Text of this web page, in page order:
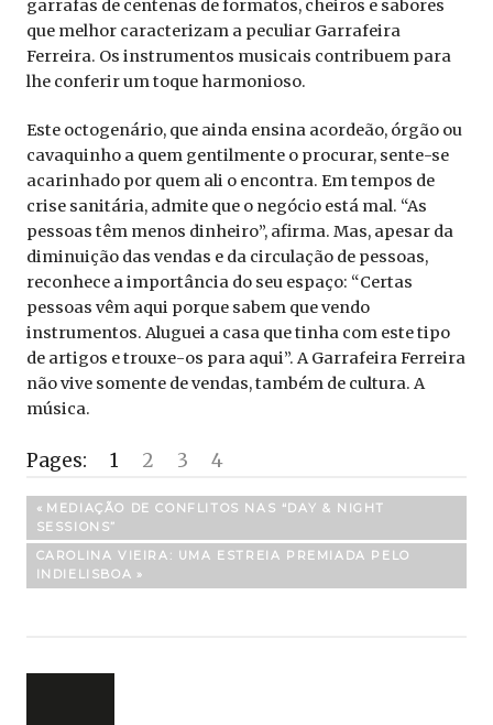
garrafas de centenas de formatos, cheiros e sabores
que melhor caracterizam a peculiar Garrafeira
Ferreira. Os instrumentos musicais contribuem para
lhe conferir um toque harmonioso.
Este octogenário, que ainda ensina acordeão, órgão ou
cavaquinho a quem gentilmente o procurar, sente-se
acarinhado por quem ali o encontra. Em tempos de
crise sanitária, admite que o negócio está mal. “As
pessoas têm menos dinheiro”, afirma. Mas, apesar da
diminuição das vendas e da circulação de pessoas,
reconhece a importância do seu espaço: “Certas
pessoas vêm aqui porque sabem que vendo
instrumentos. Aluguei a casa que tinha com este tipo
de artigos e trouxe-os para aqui”. A Garrafeira Ferreira
não vive somente de vendas, também de cultura. A
música.
Pages: 1 2 3 4
Navegação
de
artigos
PREVIOUS
POST:
MEDIAÇÃO DE CONFLITOS NAS “DAY & NIGHT
SESSIONS”
NEXT
POST:
CAROLINA VIEIRA: UMA ESTREIA PREMIADA PELO
INDIELISBOA